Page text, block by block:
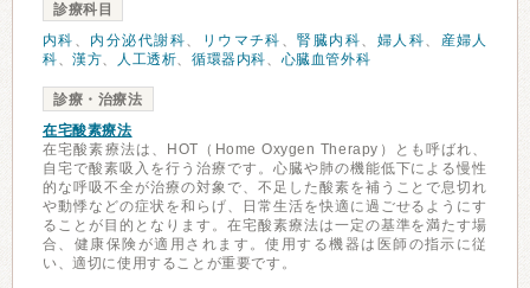
診療科目
内科 、 内分泌代謝科、 リウマチ科 、腎臓内科、 婦人科、
産婦人
科、漢方、 人工透析、循環器内科、 心臓血管外科
診療・治療法
在宅酸素療法
在宅酸素療法は、HOT（Home Oxygen Therapy）とも呼ばれ、
自宅で酸素吸入を行う治療です。心臓や肺の機能低下による慢性
的な呼吸不全が治療の対象で、不足した酸素を補うことで息切れ
や動悸などの症状を和らげ、日常生活を快適に過ごせるようにす
ることが目的となります。在宅酸素療法は一定の基準を満たす場
合、健康保険が適用されます。使用する機器は医師の指示に従
い、適切に使用することが重要です。